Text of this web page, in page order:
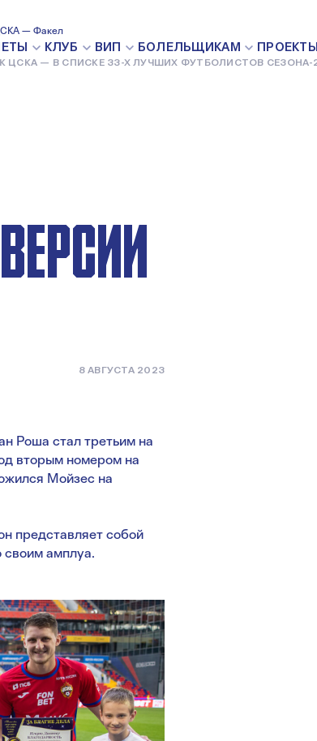
— Факел
КЛУБ ВИП БОЛЕЛЬЩИКАМ ПРОЕКТЫ
ЦСКА — В СПИСКЕ 33-Х ЛУЧШИХ ФУТБОЛИСТОВ СЕЗОНА-
— В
8 АВГУСТА 2023
Роша стал третьим на
вторым номером на
Мойзес на
представляет собой
своим амплуа.